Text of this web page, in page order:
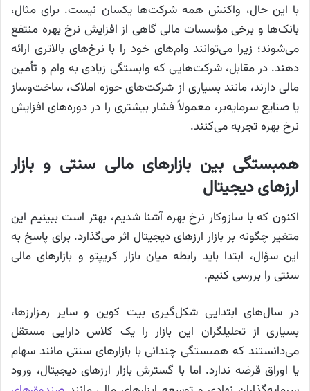
با این حال، واکنش همه شرکت‌ها یکسان نیست. برای مثال،
بانک‌ها و برخی مؤسسات مالی گاهی از افزایش نرخ بهره منتفع
می‌شوند؛ زیرا می‌توانند وام‌های خود را با نرخ‌های بالاتری ارائه
دهند. در مقابل، شرکت‌هایی که وابستگی زیادی به وام و تأمین
مالی دارند، مانند بسیاری از شرکت‌های حوزه املاک، ساخت‌وساز
یا صنایع سرمایه‌بر، معمولاً فشار بیشتری را در دوره‌های افزایش
نرخ بهره تجربه می‌کنند.
همبستگی بین بازارهای مالی سنتی و بازار
ارزهای دیجیتال
اکنون که با سازوکار نرخ بهره آشنا شدیم، بهتر است ببینیم این
متغیر چگونه بر بازار ارزهای دیجیتال اثر می‌گذارد. برای پاسخ به
این سؤال، ابتدا باید رابطه میان بازار کریپتو و بازارهای مالی
سنتی را بررسی کنیم.
در سال‌های ابتدایی شکل‌گیری بیت کوین و سایر رمزارزها،
بسیاری از تحلیلگران این بازار را یک کلاس دارایی مستقل
می‌دانستند که همبستگی چندانی با بازارهای سنتی مانند سهام
یا اوراق قرضه ندارد. اما با گسترش بازار ارزهای دیجیتال، ورود